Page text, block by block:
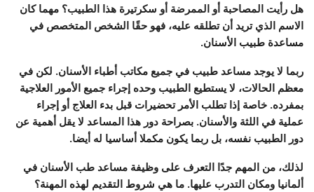
هل رأيت المصاحبة أو الممرضة أو سكرتيرة هذا الطبيب؟ مهما كان
الاسم الذي تريد أن تطلقه عليه، فهو حقًا الشخص المتخصص في
مساعدة طبيب الأسنان.
ربما لا يوجد مساعد طبيب في جميع مكاتب أطباء الأسنان. لكن في
معظم الحالات، لا يستطيع الطبيب وحده إجراء جميع الأمور العلاجية
بمفرده. خاصة إذا تطلب الأمر تحضيرات قبل بدء العلاج أو إجراء
عملية في اللثة والأسنان. بصراحة دور هذا المساعد لا يقل أهمية عن
دور الطبيب نفسه، بل ربما يكون مكملا أساسيا له أيضا.
لذلك، من المهم جدًا التعرف على وظيفة مساعد طب الأسنان في
ألمانيا ومكان التدرب عليها. ما هي شروط التقديم لهذه المهنة؟